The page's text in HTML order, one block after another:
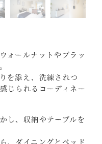
ォールナットやブラッ
を添え、洗練されつ
じられるコーディネー
し、収納やテーブルを
、ダイニングとベッド